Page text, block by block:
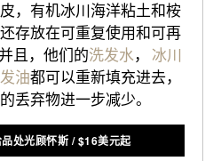
，有机冰川海洋粘土和桉
存放在可重复使用和可再
且，他们的洗发水 ，
冰川
油都可以重新填充进去，
丢弃物进一步减少。
处光顾怀斯 /$16美元起